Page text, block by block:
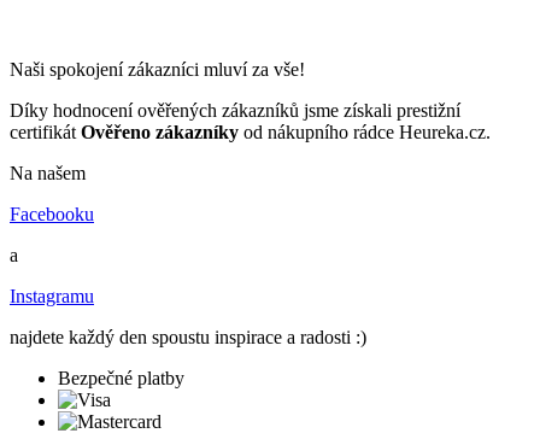
Naši spokojení zákazníci mluví za vše!
Díky hodnocení ověřených zákazníků jsme získali prestižní
certifikát Ověřeno zákazníky od nákupního rádce Heureka.cz.
Na našem
Facebooku
a
Instagramu
najdete každý den spoustu inspirace a radosti :)
Bezpečné platby